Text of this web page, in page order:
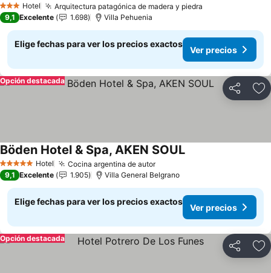
3 Estrellas
Hotel Arquitectura patagónica de madera y piedra
9,1 Excelente 1.698 Villa Pehuenia
Elige fechas para ver los precios exactos
Ver precios
Compartir
Opción destacada
5 Estrellas Hotel Cocina argentina de autor
Böden Hotel & Spa, AKEN SOUL
9,1 Excelente 1.905 Villa General Belgrano
Elige fechas para ver los precios exactos
Ver precios
Compartir
Opción destacada